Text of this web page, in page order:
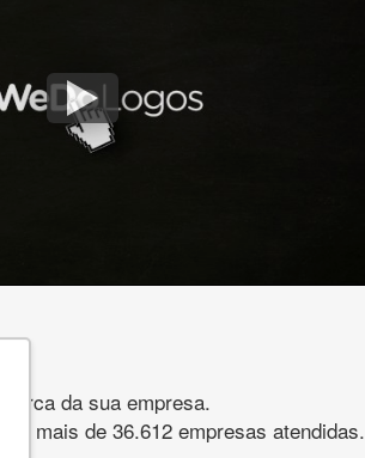
da sua empresa.
mais de 36.612 empresas atendidas.